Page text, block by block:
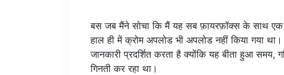
बस जब मैंने सोचा कि मैं यह सब फ़ायरफ़ॉक्स के साथ एक
हाल ही में क्रोम अपलोड भी अपलोड नहीं किया गया
जानकारी प्रदर्शित करता है क्योंकि यह बीता हुआ
गिनती कर रहा था।